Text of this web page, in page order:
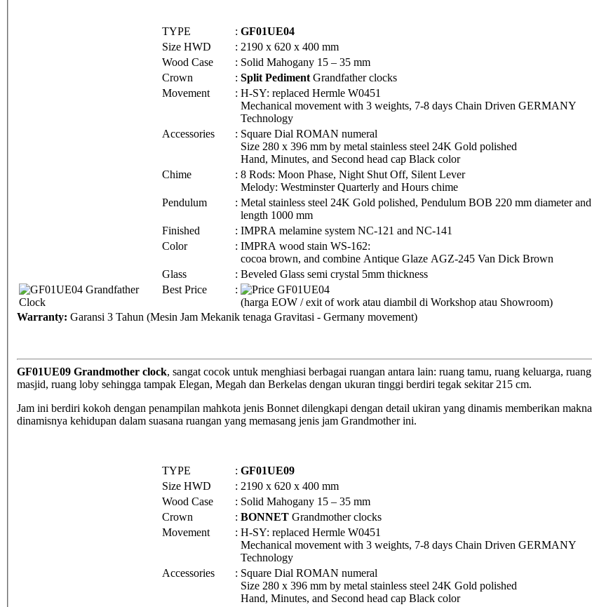
TYPE : GF01UE04
Size HWD
: 2190 x 620 x 400 mm
Wood Case
: Solid Mahogany 15 – 35 mm
Crown
: Split Pediment Grandfather clocks
Movement
: H-SY: replaced Hermle W0451
Mechanical movement with 3 weights, 7-8 days Chain Driven GERMANY
Technology
Accessories
: Square Dial ROMAN numeral
Size 280 x 396 mm by metal stainless steel 24K Gold polished
Hand, Minutes, and Second head cap Black color
Chime
: 8 Rods: Moon Phase, Night Shut Off, Silent Lever
Melody: Westminster Quarterly and Hours chime
Pendulum
: Metal stainless steel 24K Gold polished, Pendulum BOB 220 mm diameter and
length 1000 mm
Finished
: IMPRA melamine system NC-121 and NC-141
Color
: IMPRA wood stain WS-162:
cocoa brown, and combine Antique Glaze AGZ-245 Van Dick Brown
Glass
: Beveled Glass semi crystal 5mm thickness
Best Price
:
(harga EOW / exit of work atau diambil di Workshop atau Showroom)
Warranty: Garansi 3 Tahun (Mesin Jam Mekanik tenaga Gravitasi - Germany movement)
GF01UE09 Grandmother clock, sangat cocok untuk menghiasi berbagai ruangan antara lain: ruang tamu, ruang keluarga, ruang
masjid, ruang loby sehingga tampak Elegan, Megah dan Berkelas dengan ukuran tinggi berdiri tegak sekitar 215 cm.
Jam ini berdiri kokoh dengan penampilan mahkota jenis Bonnet dilengkapi dengan detail ukiran yang dinamis memberikan makna
dinamisnya kehidupan dalam suasana ruangan yang memasang jenis jam Grandmother ini.
TYPE : GF01UE09
Size HWD
: 2190 x 620 x 400 mm
Wood Case
: Solid Mahogany 15 – 35 mm
Crown
: BONNET Grandmother clocks
Movement
: H-SY: replaced Hermle W0451
Mechanical movement with 3 weights, 7-8 days Chain Driven GERMANY
Technology
Accessories
: Square Dial ROMAN numeral
Size 280 x 396 mm by metal stainless steel 24K Gold polished
Hand, Minutes, and Second head cap Black color